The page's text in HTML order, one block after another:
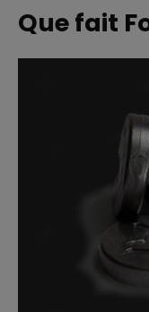
Que fait